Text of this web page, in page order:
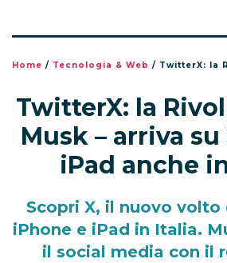
Home / Tecnologia & Web / TwitterX: la Rivoluzione di
TwitterX: la
Musk – arriva
iPad anche
Scopri X, il nuovo
iPhone e iPad in Italia.
il social media con il